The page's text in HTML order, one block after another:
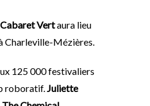
Cabaret Vertaura lieu
Charleville-Mézières.
125 000 festivaliers
roboratif.Juliette